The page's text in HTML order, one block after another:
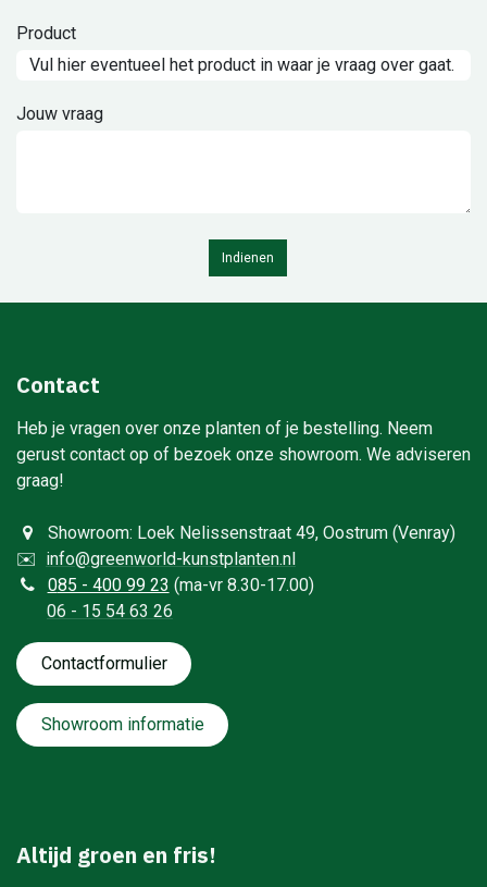
Product
Jouw vraag
Indienen
Contact
Heb je vragen over onze planten of je bestelling. Neem
gerust contact op of bezoek onze showroom. We adviseren
graag!
Showroom: Loek Nelissenstraat 49, Oostrum (Venray)
✉️ info@greenworld-kunstplanten.nl
085 - 400 99 23 (ma-vr 8.30-17.00)
06 - 15 54 63 26
Contactformulie​​​​​​​​r
Showroom informatie
Altijd groen en fris!